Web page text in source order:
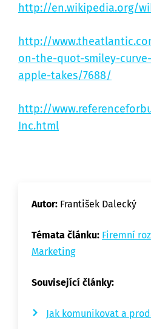
http://en.wikipedia.org/
http://
on-the-quot-smiley-
apple-takes/7688/
http://
Inc.html
Autor: František Dalecký
Témata článku: Firemní
Marketing
Související články:
Jak komunikovat a